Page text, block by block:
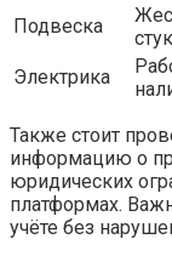
Подвеска
Электрика
Также стоит
информацию о
юридических
платформах.
учёте без